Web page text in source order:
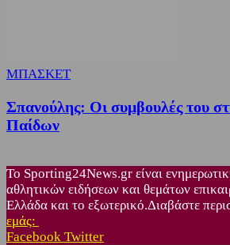
ΜΠΑΣΚΕΤ
Σπανούλης: Οι συμβουλές του
Παίδων
Το Sporting24News.gr είναι
αθλητικών ειδήσεων και θεμάτων
Ελλάδα και το εξωτερικό.Διαβάστε
εμάς:
Facebook Twitter